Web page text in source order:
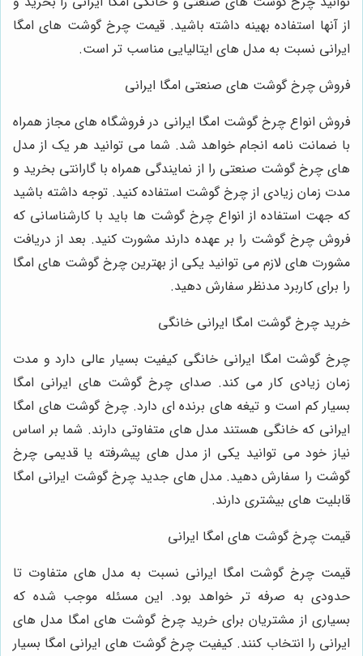
از آنها استفاده بهینه داشته باشید. قیمت چرخ گوشت های امگا
ایرانی نسبت به مدل ‌های ایتالیایی مناسب تر است.
فروش چرخ گوشت های صنعتی امگا ایرانی
فروش انواع چرخ گوشت امگا ایرانی در فروشگاه های مجاز همراه
با ضمانت نامه انجام خواهد شد. شما می توانید هر یک از مدل
های چرخ گوشت صنعتی را از نمایندگی همراه با گارانتی بخرید و
مدت زمان زیادی از چرخ گوشت استفاده کنید. توجه داشته باشید
که جهت استفاده از انواع چرخ گوشت ها باید با کارشناسانی که
فروش چرخ گوشت را بر عهده دارند مشورت کنید. بعد از دریافت
مشورت‌ های لازم می توانید یکی از بهترین چرخ گوشت های امگا
را برای کاربرد مدنظر سفارش دهید.
خرید چرخ گوشت امگا ایرانی خانگی
چرخ گوشت امگا ایرانی خانگی کیفیت بسیار عالی دارد و مدت
زمان زیادی کار می کند. صدای چرخ گوشت های ایرانی امگا
بسیار کم است و تیغه های برنده ای دارد. چرخ گوشت های امگا
ایرانی که خانگی هستند مدل های متفاوتی دارند. شما بر اساس
نیاز خود می توانید یکی از مدل ‌های پیشرفته یا قدیمی چرخ
گوشت را سفارش دهید. مدل های جدید چرخ گوشت ایرانی امگا
قابلیت ‌های بیشتری دارند.
قیمت چرخ گوشت های امگا ایرانی
قیمت چرخ گوشت امگا ایرانی نسبت به مدل های متفاوت تا
حدودی به صرفه تر خواهد بود. این مسئله موجب شده که
بسیاری از مشتریان برای خرید چرخ گوشت های امگا مدل های
ایرانی را انتخاب کنند. کیفیت چرخ گوشت های ایرانی امگا بسیار